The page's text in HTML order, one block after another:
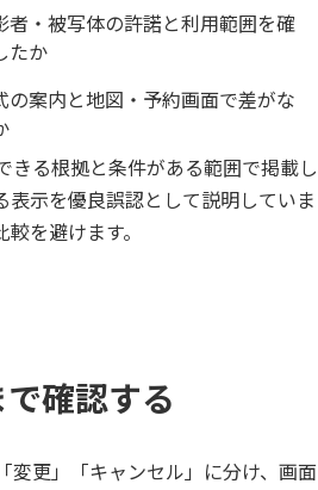
者・被写体の許諾と利用範囲を確
たか
の案内と地図・予約画面で差がな
きる根拠と条件がある範囲で掲載し
表示を優良誤認として説明していま
を避けます。
確認する
変更」「キャンセル」に分け、画面